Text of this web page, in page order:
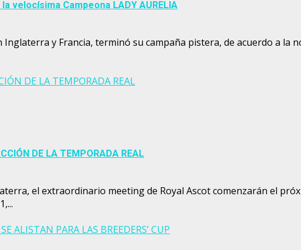
velocísima Campeona LADY AURELIA
y Francia, terminó su campaña pistera, de acuerdo a la
DE LA TEMPORADA REAL
DE LA TEMPORADA REAL
el extraordinario meeting de Royal Ascot comenzarán el
ALISTAN PARA LAS BREEDERS’ CUP